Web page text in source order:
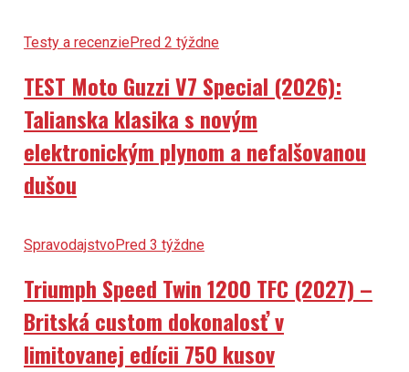
Testy a recenziePred 2 týždne
TEST Moto Guzzi V7 Special (2026):
Talianska klasika s novým
elektronickým plynom a nefalšovanou
dušou
SpravodajstvoPred 3 týždne
Triumph Speed Twin 1200 TFC (2027) –
Britská custom dokonalosť v
limitovanej edícii 750 kusov